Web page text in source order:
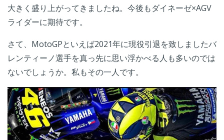
大きく盛り上がってきましたね。今後もダイネーゼ×AGV
ライダーに期待です。
さて、MotoGPといえば2021年に現役引退を致しましたバ
レンティーノ選手を真っ先に思い浮かべる人も多いのでは
ないでしょうか。私もその一人です。